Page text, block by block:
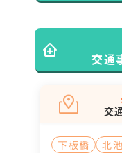
交通
交
下板橋 北